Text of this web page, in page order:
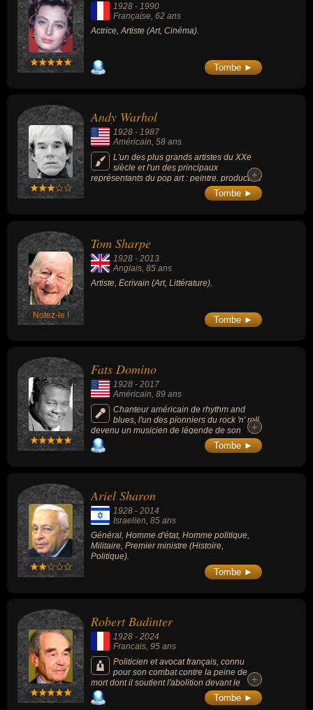
1928 - 1990
Française , 62 ans
Actrice, Artiste (Art, Cinéma).
Tombe ►
Andy Warhol
1928 - 1987
Américain, 58 ans
L'un des plus grands artistes du XXe
siècle et l'un des principaux
représentants du pop art : peintre, producteur
musical et cinéaste d'avant-garde.
+
+
Tombe ►
Notez-le !
Tom Sharpe
1928 - 2013
Anglais , 85 ans
Artiste, Écrivain (Art, Littérature).
Tombe ►
Fats Domino
1928 - 2017
Américain, 89 ans
Chanteur américain de rhythm and
blues, l'un des pionniers du rock 'n' roll
devenu un musicien de légende de son
vivant. Pianiste dont le jeu est souvent
qualifié de boogie-woogie, il fut influencé par
Hill » (1956).
+
+
Tombe ►
Ariel Sharon
1928 - 2014
Israelien , 85 ans
Général, Homme d'état, Homme politique,
Militaire, Premier ministre (Histoire,
Politique).
Tombe ►
Robert Badinter
1928 - 2024
Francais, 95 ans
Politicien et avocat français, connu
pour son combat contre la peine de
mort dont il soutient l'abolition devant le
Parlement en 1981, proche de François
Mitterrand, membre du Parti socialiste, il est
+
+
Tombe ►